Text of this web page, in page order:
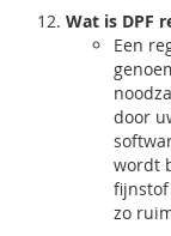
Wat is DPF
Een
door
wordt
fijnstof
zo